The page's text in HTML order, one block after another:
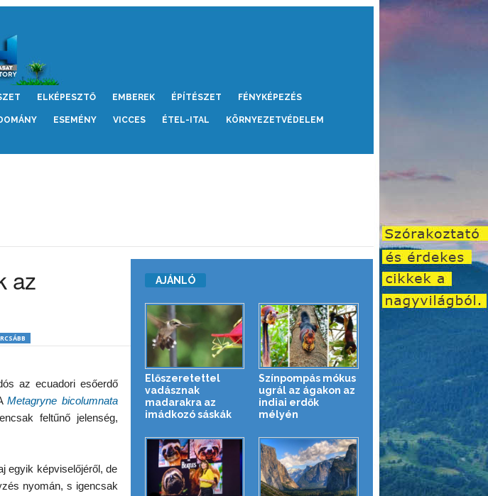
ELKÉPESZTŐ EMBEREK ÉPÍTÉSZET FÉNYKÉPEZÉS
ESEMÉNY VICCES ÉTEL-ITAL KÖRNYEZETVÉDELEM
az
az ecuadori esőerdő
Metagryne bicolumnata
feltűnő jelenség,
egyik képviselőjéről, de
nyomán, s igencsak
AJÁNLÓ
Előszeretettel
vadásznak
madarakra az
imádkozó sáskák
Színpompás mókus
ugrál az ágakon az
indiai erdők
mélyén